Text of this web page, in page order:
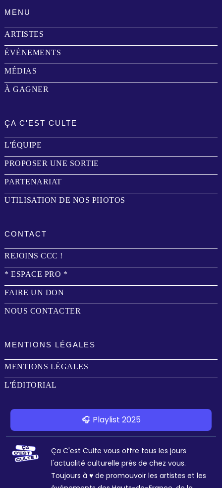
MENU
ARTISTES
ÉVÉNEMENTS
MÉDIAS
À GAGNER
ÇA C'EST CULTE
L'ÉQUIPE
PROPOSER UNE SORTIE
PARTENARIAT
UTILISATION DE NOS PHOTOS
CONTACT
REJOINS CCC !
* ESPACE PRO *
FAIRE UN DON
NOUS CONTACTER
MENTIONS LÉGALES
MENTIONS LÉGALES
L'ÉDITORIAL
🎧 Playlist 2025
Ça C'est Culte vous offre tous les jours
l'actualité culturelle près de chez vous.
Toujours à ♥ de promouvoir les artistes et les